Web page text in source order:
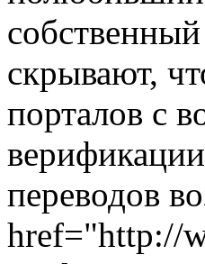
скрывают,
порталов с
переводов
href="http://